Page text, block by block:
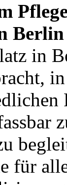
Berlin
in
für